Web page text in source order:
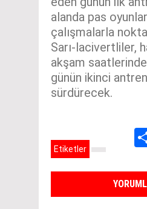
alanda pas
çalışmalarla
Sarı-lacivertliler,
akşam
günün ikinci
sürdürecek.
Etiketler